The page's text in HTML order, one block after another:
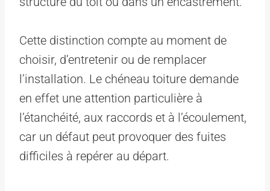
Cette distinction compte au moment de
choisir, d’entretenir ou de remplacer
l’installation. Le chéneau toiture demande
en effet une attention particulière à
l’étanchéité, aux raccords et à l’écoulement,
car un défaut peut provoquer des fuites
difficiles à repérer au départ.